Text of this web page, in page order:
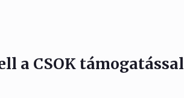
a CSOK támogatással